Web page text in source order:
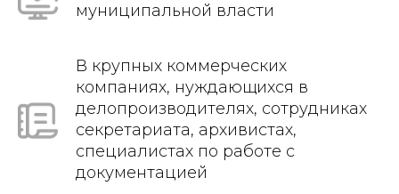
муниципальной власти
В крупных коммерческих
компаниях, нуждающихся в
делопроизводителях, сотрудниках
секретариата, архивистах,
специалистах по работе с
документацией